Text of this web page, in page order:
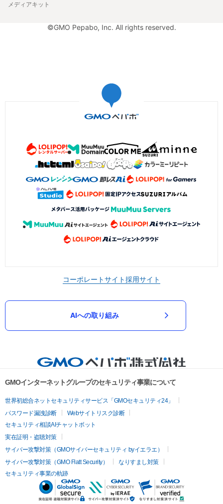
メディアキット
©GMO Pepabo, Inc. All rights reserved.
コーポレートサイト採用サイト
AIへの取り組み
GMOインターネットグループのセキュリティ事業について
世界初総合ネットセキュリティサービス「GMOセキュリティ24」
パスワード漏洩診断
Webサイトリスク診断
セキュリティ相談AIチャットボット
実在証明・盗聴対策
サイバー攻撃対策（GMOサイバーセキュリティ byイエラエ）
サイバー攻撃対策（GMO Flatt Security）
なりすまし対策
セキュリティ事業の軌跡